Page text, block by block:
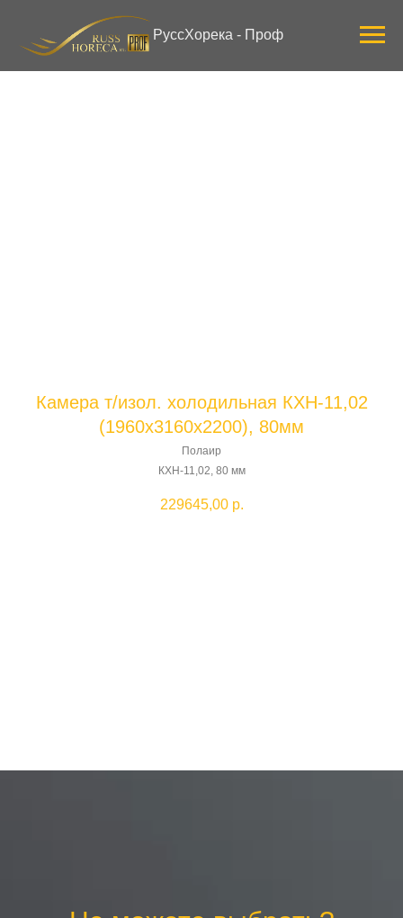
РуссХорека - Проф
Камера т/изол. холодильная КХН-11,02
(1960х3160х2200), 80мм
Полаир
КХН-11,02, 80 мм
229645,00 р.